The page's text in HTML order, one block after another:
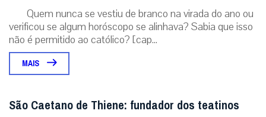
Quem nunca se vestiu de branco na virada do ano ou
verificou se algum horóscopo se alinhava? Sabia que isso
não é permitido ao católico? [cap...
MAIS
São Caetano de Thiene: fundador dos teatinos